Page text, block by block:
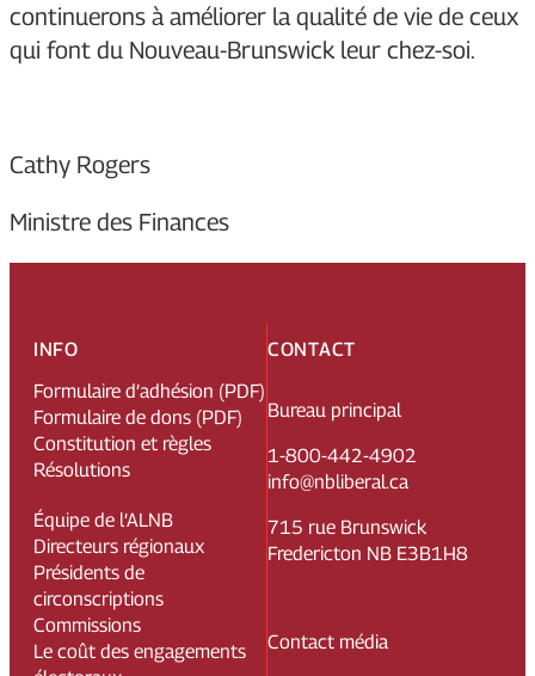
continuerons à améliorer la qualité de vie de ceux
qui font du Nouveau-Brunswick leur chez-soi.
Cathy Rogers
Ministre des Finances
CONTACT
Bureau principal
1-800-442-4902
info@nbliberal.ca
715 rue Brunswick
Fredericton NB E3B1H8
Contact média
INFO
Formulaire d’adhésion (PDF)
Formulaire de dons (PDF)
Constitution et règles
Résolutions
Équipe de l’ALNB
Directeurs régionaux
Présidents de
circonscriptions
Commissions
Le coût des engagements